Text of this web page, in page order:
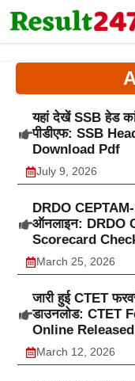
Skip
to
यहां देखें SSB हेड
पीडीएफ: SSB
Download Pdf
July 9, 2026
DRDO
ऑनलाइन: DRDO
Scorecard
March 25, 2026
जारी हुई CTET
डाउनलोड: CTET
Online
March 12, 2026